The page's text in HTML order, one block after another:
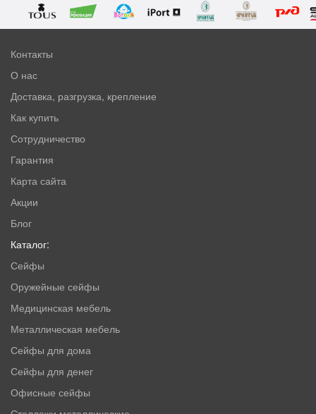
Контакты
О нас
Доставка, разгрузка, крепление
Как купить
Сотрудничество
Гарантия
Карта сайта
Акции
Блог
Каталог:
Сейфы
Оружейные сейфы
Медицинская мебель
Металлическая мебель
Сейфы для дома
Сейфы для денег
Офисные сейфы